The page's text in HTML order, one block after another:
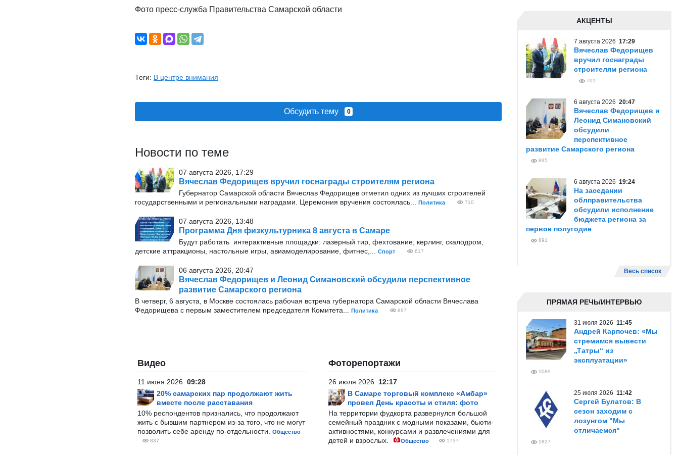
Фото пресс-служба Правительства Самарской области
Теги: В центре внимания
Обсудить тему 0
Новости по теме
07 августа 2026, 17:29
Вячеслав Федорищев вручил госнаграды строителям региона
Губернатор Самарской области Вячеслав Федорищев отметил одних из лучших строителей
государственными и региональными наградами. Церемония вручения состоялась...
Политика 710
07 августа 2026, 13:48
Программа Дня физкультурника 8 августа в Самаре
Будут работать интерактивные площадки: лазерный тир, фехтование, керлинг, скалодром,
детские аттракционы, настольные игры, авиамоделирование, фитнес,...
Спорт 617
06 августа 2026, 20:47
Вячеслав Федорищев и Леонид Симановский обсудили перспективное
развитие Самарского региона
В четверг, 6 августа, в Москве состоялась рабочая встреча губернатора Самарской области Вячеслава
Федорищева с первым заместителем председателя Комитета...
Политика 897
Видео
11 июня 2026 09:28
20% самарских пар продолжают жить
вместе после расставания
10% респондентов признались, что продолжают
жить с бывшим партнером из-за того, что не могут
позволить себе аренду по-отдельности.
Общество
837
Фоторепортажи
26 июля 2026 12:17
В Самаре торговый комплекс «Амбар»
провел День красоты и стиля: фото
На территории фудкорта развернулся большой
семейный праздник с модными показами, бьюти-
активностями, конкурсами и развлечениями для
детей и взрослых.
Общество 1737
АКЦЕНТЫ
7 августа 2026 17:29
Вячеслав Федорищев
вручил госнаграды
строителям региона
701
6 августа 2026 20:47
Вячеслав Федорищев и
Леонид Симановский
обсудили
перспективное
развитие Самарского региона
895
6 августа 2026 19:24
На заседании
облправительства
обсудили исполнение
бюджета региона за
первое полугодие
891
Весь список
ПРЯМАЯ РЕЧЬ/ИНТЕРВЬЮ
31 июля 2026 11:45
Андрей Карпочев: «Мы
стремимся вывести
„Татры“ из
эксплуатации»
1089
25 июля 2026 11:42
Сергей Булатов: В
сезон заходим с
лозунгом "Мы
отличаемся"
1827